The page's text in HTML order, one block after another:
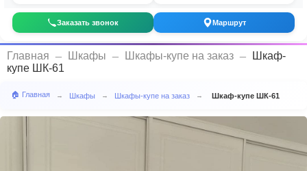
Заказать звонок Маршрут
Главная Шкафы Шкафы-купе на заказ
Шкаф-
купе ШК-61
🏠 Главная → Шкафы → Шкафы-купе на заказ → Шкаф-купе ШК-61